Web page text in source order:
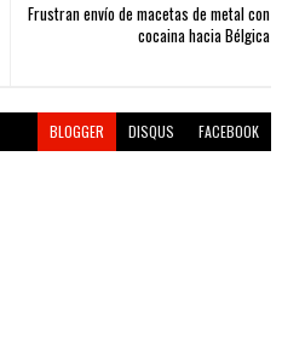
Frustran envío de macetas de metal con
cocaina hacia Bélgica
BLOGGER DISQUS FACEBOOK